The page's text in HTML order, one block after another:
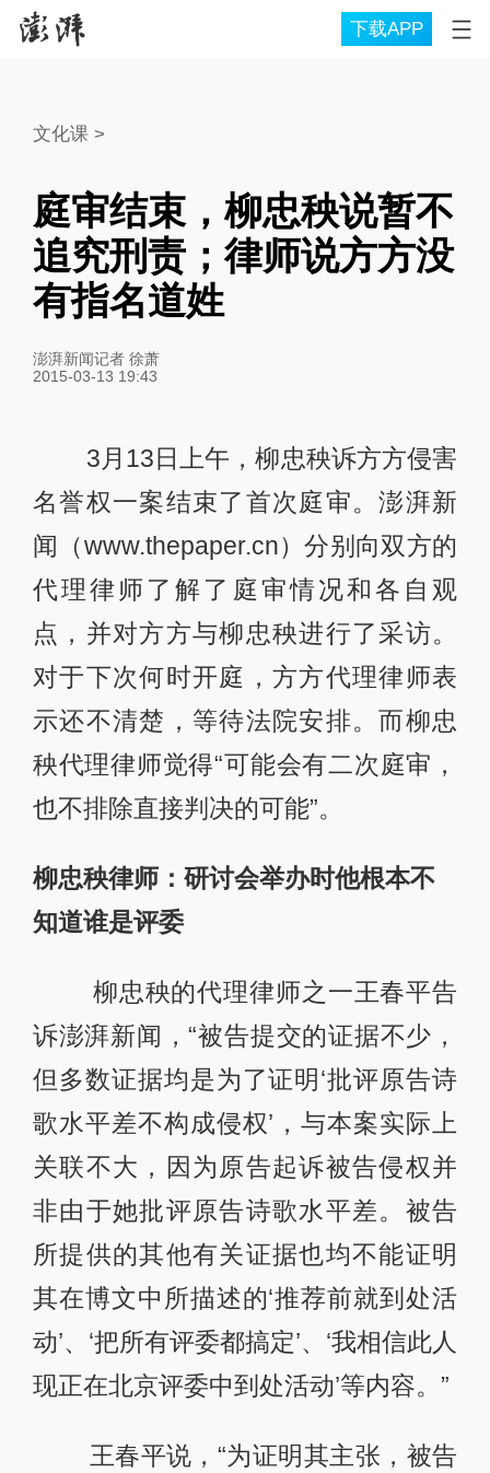
下载APP
文化课>
庭审结束，柳忠秧说暂不
追究刑责；律师说方方没
有指名道姓
澎湃新闻记者 徐萧
2015-03-13 19:43
3月13日上午，柳忠秧诉方方侵害
名誉权一案结束了首次庭审。澎湃新
闻（www.thepaper.cn）分别向双方的
代理律师了解了庭审情况和各自观
点，并对方方与柳忠秧进行了采访。
对于下次何时开庭，方方代理律师表
示还不清楚，等待法院安排。而柳忠
秧代理律师觉得“可能会有二次庭审，
也不排除直接判决的可能”。
柳忠秧律师：研讨会举办时他根本不
知道谁是评委
柳忠秧的代理律师之一王春平告
诉澎湃新闻，“被告提交的证据不少，
但多数证据均是为了证明‘批评原告诗
歌水平差不构成侵权’，与本案实际上
关联不大，因为原告起诉被告侵权并
非由于她批评原告诗歌水平差。被告
所提供的其他有关证据也均不能证明
其在博文中所描述的‘推荐前就到处活
动’、‘把所有评委都搞定’、‘我相信此人
现正在北京评委中到处活动’等内容。”
王春平说，“为证明其主张，被告